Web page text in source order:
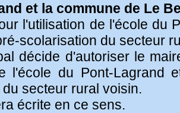
et la commune de Le
l'utilisation de l'école du
scolarisation du secteur
décide d'autoriser le
l'école du Pont-Lagrand
secteur rural voisin.
écrite en ce sens.